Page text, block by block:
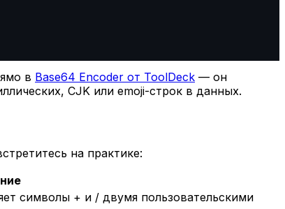
в Base64 Encoder от ToolDeck — он
CJK или emoji-строк в данных.
на практике:
символы + и / двумя пользовательскими